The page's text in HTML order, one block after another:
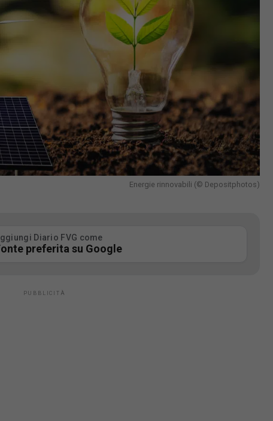
Energie rinnovabili (© Depositphotos)
Diario FVG come
preferita su Google